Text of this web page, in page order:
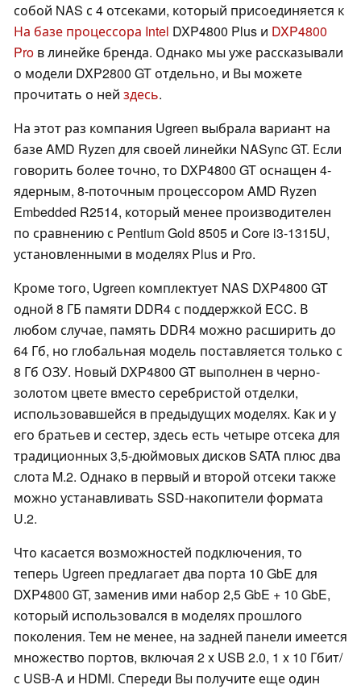
собой NAS с 4 отсеками, который присоединяется к
На базе процессора Intel DXP4800 Plus и DXP4800
Pro в линейке бренда. Однако мы уже рассказывали
о модели DXP2800 GT отдельно, и Вы можете
прочитать о ней здесь.
На этот раз компания Ugreen выбрала вариант на
базе AMD Ryzen для своей линейки NASync GT. Если
говорить более точно, то DXP4800 GT оснащен 4-
ядерным, 8-поточным процессором AMD Ryzen
Embedded R2514, который менее производителен
по сравнению с Pentium Gold 8505 и Core i3-1315U,
установленными в моделях Plus и Pro.
Кроме того, Ugreen комплектует NAS DXP4800 GT
одной 8 ГБ памяти DDR4 с поддержкой ECC. В
любом случае, память DDR4 можно расширить до
64 Гб, но глобальная модель поставляется только с
8 Гб ОЗУ. Новый DXP4800 GT выполнен в черно-
золотом цвете вместо серебристой отделки,
использовавшейся в предыдущих моделях. Как и у
его братьев и сестер, здесь есть четыре отсека для
традиционных 3,5-дюймовых дисков SATA плюс два
слота M.2. Однако в первый и второй отсеки также
можно устанавливать SSD-накопители формата
U.2.
Что касается возможностей подключения, то
теперь Ugreen предлагает два порта 10 GbE для
DXP4800 GT, заменив ими набор 2,5 GbE + 10 GbE,
который использовался в моделях прошлого
поколения. Тем не менее, на задней панели имеется
множество портов, включая 2 x USB 2.0, 1 x 10 Гбит/
с USB-A и HDMI. Спереди Вы получите еще один